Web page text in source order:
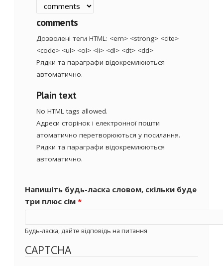
comments
Дозволені теги HTML: <em> <strong> <cite>
<code> <ul> <ol> <li> <dl> <dt> <dd>
Рядки та параграфи відокремлюються
автоматично.
Plain text
No HTML tags allowed.
Адреси сторінок і електронної пошти
атоматично перетворюються у посилання.
Рядки та параграфи відокремлюються
автоматично.
Напишіть будь-ласка словом, скільки буде
три плюс сім *
Будь-ласка, дайте відповідь на питання
CAPTCHA